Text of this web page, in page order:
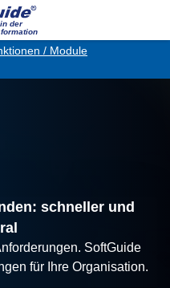
der
/ Module
schneller und
SoftGuide
für Ihre Organisation.